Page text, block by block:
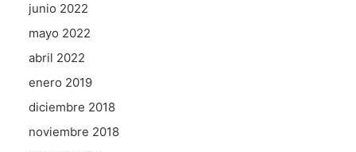
junio 2022
mayo 2022
abril 2022
enero 2019
diciembre 2018
noviembre 2018